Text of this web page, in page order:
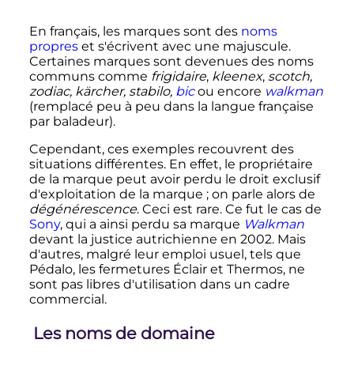
En français, les marques sont des noms
propreset s'écrivent avec une majuscule.
Certaines marques sont devenues des noms
communs comme frigidaire, kleenex, scotch,
zodiac, kärcher, stabilo, bicou encore walkman
(remplacé peu à peu dans la langue française
par baladeur).
Cependant, ces exemples recouvrent des
situations différentes. En effet, le propriétaire
de la marque peut avoir perdu le droit exclusif
d'exploitation de la marque ; on parle alors de
dégénérescence. Ceci est rare. Ce fut le cas de
Sony, qui a ainsi perdu sa marque Walkman
devant la justice autrichienne en 2002. Mais
d'autres, malgré leur emploi usuel, tels que
Pédalo, les fermetures Éclair et Thermos, ne
sont pas libres d'utilisation dans un cadre
commercial.
Les noms de domaine